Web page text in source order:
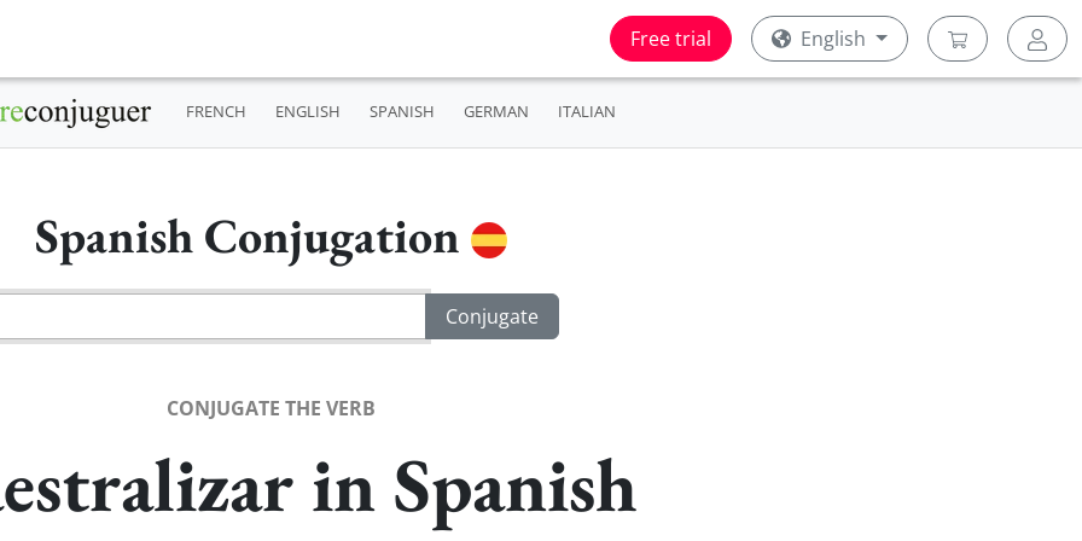
Free trial English
FRENCH ENGLISH SPANISH GERMAN ITALIAN
Spanish Conjugation
CONJUGATE THE VERB
in Spanish